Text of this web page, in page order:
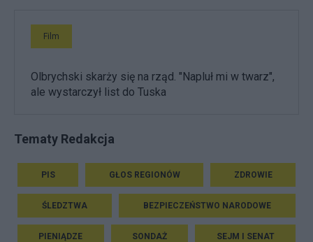
Film
Olbrychski skarży się na rząd. "Napluł mi w twarz",
ale wystarczył list do Tuska
Tematy Redakcja
PIS GŁOS REGIONÓW ZDROWIE
ŚLEDZTWA BEZPIECZEŃSTWO NARODOWE
PIENIĄDZE SONDAŻ SEJM I SENAT